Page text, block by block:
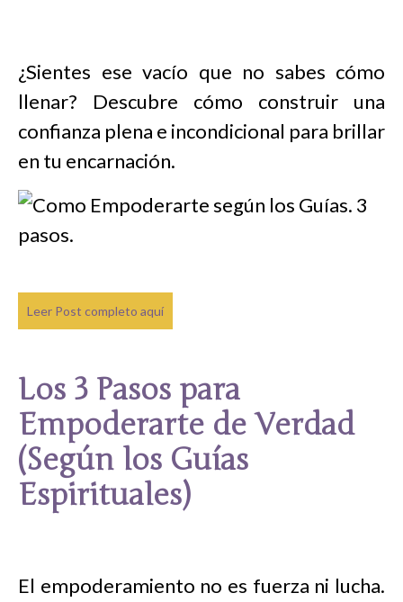
¿Sientes ese vacío que no sabes cómo
llenar? Descubre cómo construir una
confianza plena e incondicional para brillar
en tu encarnación.
Leer Post completo aquí
Los 3 Pasos para
Empoderarte de Verdad
(Según los Guías
Espirituales)
El empoderamiento no es fuerza ni lucha.